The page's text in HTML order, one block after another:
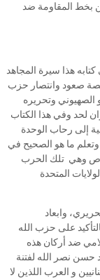
بخط المقاومة ضد
هذا سيرة المجاهد
قصة صعود وانتصار حزب
الصهيوني وتحريره
لحد وفي هذا الكتاب
إلى رحاب الوحدة
ما هو الصحيح في
وهي تلك الحرب
المتحدة
وابعاد
على حزب الله
ضد أركان هذه
حسن نصر الله لفتنة
و العرب اللذين لا